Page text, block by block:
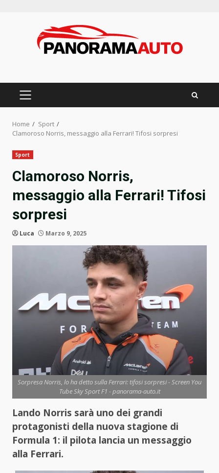
PRIMARY
Home
Sport
Clamoroso Norris, messaggio alla Ferrari! Tifosi sorpresi
Sport
Clamoroso Norris,
messaggio alla Ferrari! Tifosi
sorpresi
Luca Marzo 9, 2025
Sorpresa Norris, lo ha detto sulla Ferrari: tifosi sorpresi - Screen You
Tube Sky Sport F1 - panorama-auto.it
Lando Norris sarà uno dei grandi
protagonisti della nuova stagione di
Formula 1: il pilota lancia un messaggio
alla Ferrari.